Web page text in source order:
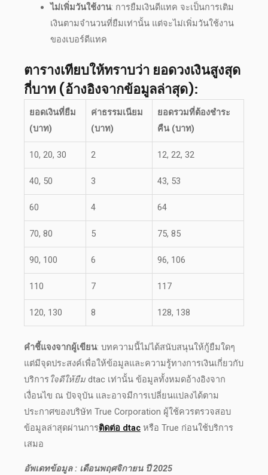
ไม่เพิ่มวันใช้งาน: การยืมเงินดีแทค จะเป็นการเติม
เงินตามจำนวนที่ยืมเท่านั้น แต่จะไม่เพิ่มวันใช้งาน
ของเบอร์ดีแทค
ตารางเทียบให้ทราบว่า ยอดวงเงินสูงสุด
กี่บาท (อ้างอิงจากข้อมูลล่าสุด):
ยอดเงินที่ยืม
(บาท)
ค่าธรรมเนียม
(บาท)
ยอดรวมที่ต้องชำระ
คืน (บาท)
10, 20, 30 2 12, 22, 32
40, 50 3 43, 53
60 4 64
70, 80 5 75, 85
90, 100 6 96, 106
110 7 117
120, 130 8 128, 138
คำชี้แจงจากผู้เขียน: บทความนี้ไม่ได้สนับสนุนให้กู้ยืมใดๆ
แต่มีจุดประสงค์เพื่อให้ข้อมูลและความรู้ทางการเงินเกี่ยวกับ
บริการใจดีให้ยืม dtac เท่านั้น ข้อมูลทั้งหมดอ้างอิงจาก
เงื่อนไข ณ ปัจจุบัน และอาจมีการเปลี่ยนแปลงได้ตาม
ประกาศของบริษัท True Corporation ผู้ใช้ควรตรวจสอบ
ข้อมูลล่าสุดผ่านการติดต่อ dtac หรือ True ก่อนใช้บริการ
เสมอ
อัพเดทข้อมูล : เดือนพฤศจิกายน ปี 2025